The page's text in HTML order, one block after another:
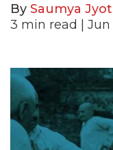
By Saumya
3 min read | Jun